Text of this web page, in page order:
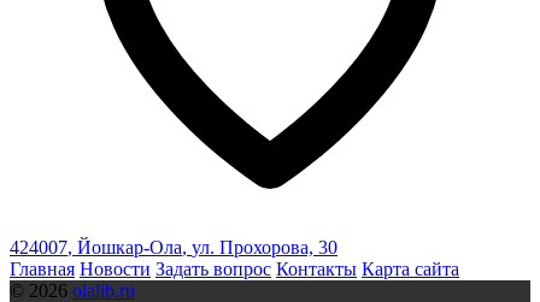
424007, Йошкар-Ола, ул. Прохорова, 30
Главная Новости Задать вопрос Контакты Карта сайта
© 2026 olalib.ru